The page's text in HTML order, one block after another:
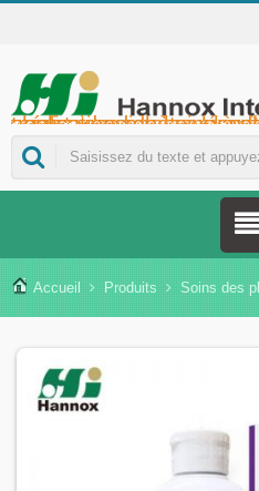
Hannox International Corp. - Nous accompagnons les importateurs, grossistes et distributeurs de dispositifs médicaux, ainsi que les marques du secteur de la santé, dans le lancement de solutions non médicamenteuses pour le soin des plaies et des muqueuses, notamment pour les ulcères buccaux, les soins de support en oncologie, la protection cutanée, les soins de la muqueuse nasale et la protection des plaies à domicile. Nous proposons également une gamme plus étendue de dispositifs médicaux
Accueil Produits Soins des